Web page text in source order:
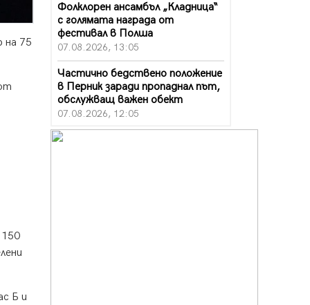
на 75
Б и
Фолклорен ансамбъл „Кладница“
с голямата награда от
фестивал в Полша
07.08.2026, 13:05
Частично бедствено положение
в Перник заради пропаднал път,
обслужващ важен обект
07.08.2026, 12:05
Да отговорим на жегите с филм